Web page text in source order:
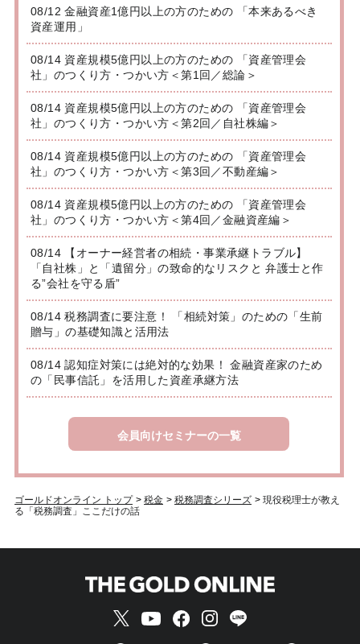
08/12 金融資産1億円以上の方のための 「本来あるべき
資産運用」
08/14 資産規模5億円以上の方のための 「資産管理会
社」のつくり方・つかい方＜第1回／総論＞
08/14 資産規模5億円以上の方のための 「資産管理会
社」のつくり方・つかい方＜第2回／自社株編＞
08/14 資産規模5億円以上の方のための 「資産管理会
社」のつくり方・つかい方＜第3回／不動産編＞
08/14 資産規模5億円以上の方のための 「資産管理会
社」のつくり方・つかい方＜第4回／金融資産編＞
08/14 【オーナー経営者の相続・事業承継トラブル】
「自社株」と「遺留分」の致命的なリスクと 弁護士と作
る”会社を守る盾”
08/14 税務調査に要注意！ 「相続対策」のための「生前
贈与」の基礎知識と活用法
08/14 認知症対策には絶対的な効果！ 金融資産家のため
の「民事信託」を活用した資産承継方法
会員向けセミナーの一覧
ゴールドオンライン トップ > 税金 > 税務調査シリーズ > 現役税理士が教え
る「税務調査」ここだけの話